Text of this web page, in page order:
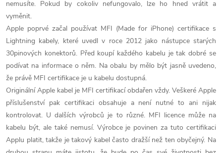
r
v
k
y
v
ý
p
nemusíte. Pokud by cokoliv nefungovalo, lze ho hned vrátit a
vyměnit.
Apple poprvé začal používat MFI (Made for iPhone) certifikace s
Lightning kabely, které uvedl v roce 2012 jako nástupce starých
30pinových konektorů. Před koupí každého kabelu je tak dobré se
podívat na informace o něm. Na obalu by mělo být jasně uvedeno,
že právě MFI certifikace je u kabelu dostupná.
Originální Apple kabel je MFI certifikací obdařen vždy. Veškeré Apple
příslušenství pak certifikaci obsahuje a není nutné to ani nijak
kontrolovat. U dalších výrobců je to různé. MFI licence může na
kabelu být, ale také nemusí. Výrobce je povinen za tuto certifikaci
Applu platit, takže je takový kabel často dražší než ten obyčejný. Na